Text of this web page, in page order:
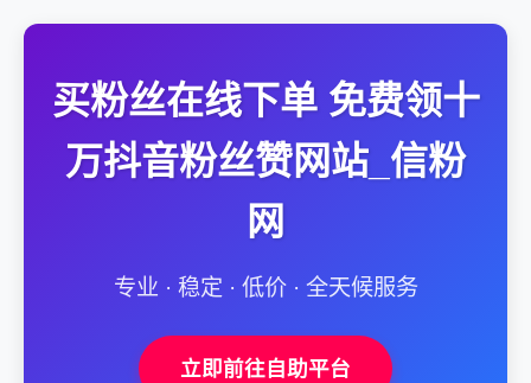
买粉丝在线下单 免费领十
万抖音粉丝赞网站_信粉
网
专业 · 稳定 · 低价 · 全天候服务
立即前往自助平台